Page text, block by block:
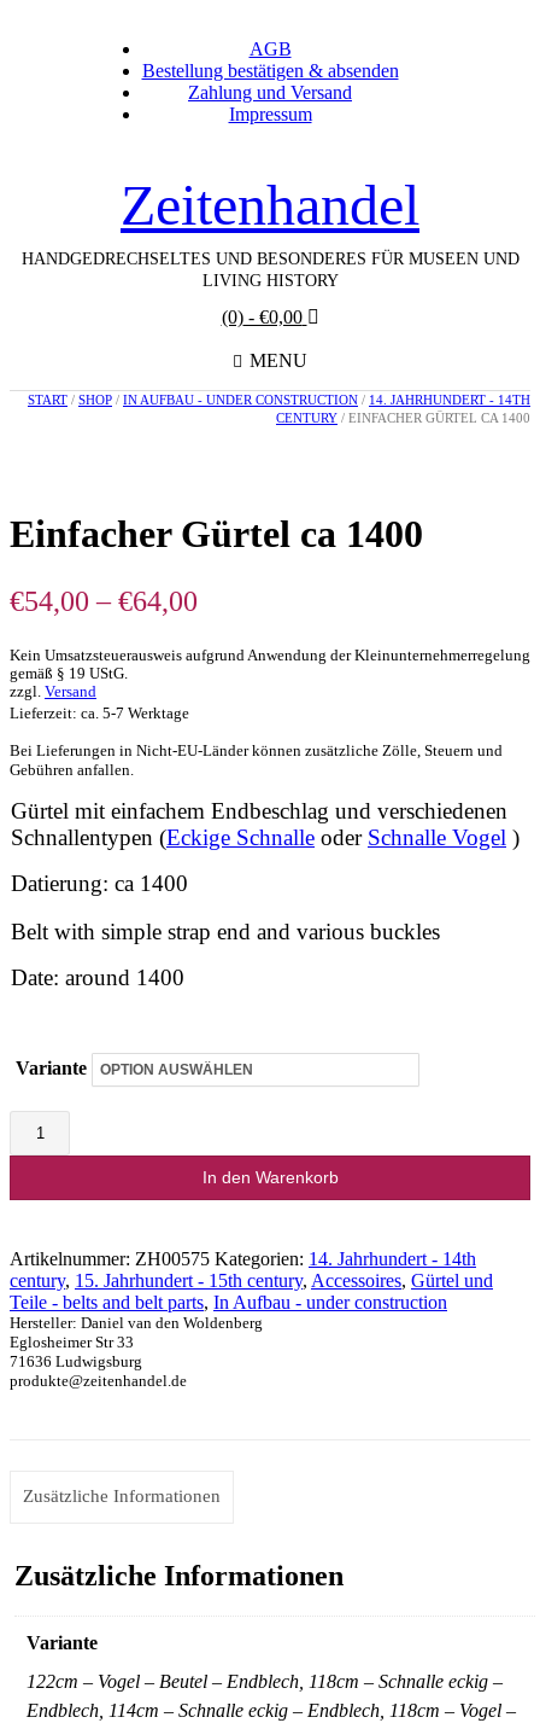
AGB
Bestellung bestätigen & absenden
Zahlung und Versand
Impressum
Zeitenhandel
HANDGEDRECHSELTES UND BESONDERES FÜR MUSEEN UND
LIVING HISTORY
(0)- €0,00
MENU
START / SHOP / IN AUFBAU - UNDER CONSTRUCTION / 14. JAHRHUNDERT - 14TH
CENTURY / EINFACHER GÜRTEL CA 1400
Einfacher Gürtel ca 1400
€54,00 –€64,00
bis
Kein Umsatzsteuerausweis aufgrund Anwendung der Kleinunternehmerregelung
gemäß § 19 UStG.
zzgl. Versand
Lieferzeit: ca. 5-7 Werktage
Bei Lieferungen in Nicht-EU-Länder können zusätzliche Zölle, Steuern und
Gebühren anfallen.
Gürtel mit einfachem Endbeschlag und verschiedenen
Schnallentypen (Eckige Schnalle oder Schnalle Vogel )
Datierung: ca 1400
Belt with simple strap end and various buckles
Date: around 1400
Variante
Einfacher
Gürtel
1400
In den Warenkorb
Artikelnummer: ZH00575 Kategorien: 14. Jahrhundert - 14th
century, 15. Jahrhundert - 15th century, Accessoires, Gürtel und
Teile - belts and belt parts, In Aufbau - under construction
Hersteller: Daniel van den Woldenberg
Eglosheimer Str 33
71636 Ludwigsburg
produkte@zeitenhandel.de
Zusätzliche Informationen
Zusätzliche Informationen
Variante
122cm – Vogel – Beutel – Endblech, 118cm – Schnalle eckig –
Endblech, 114cm – Schnalle eckig – Endblech, 118cm – Vogel –